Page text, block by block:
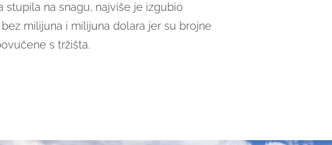
stupila na snagu, najviše je izgubio
milijuna i milijuna dolara jer su brojne
s tržišta.